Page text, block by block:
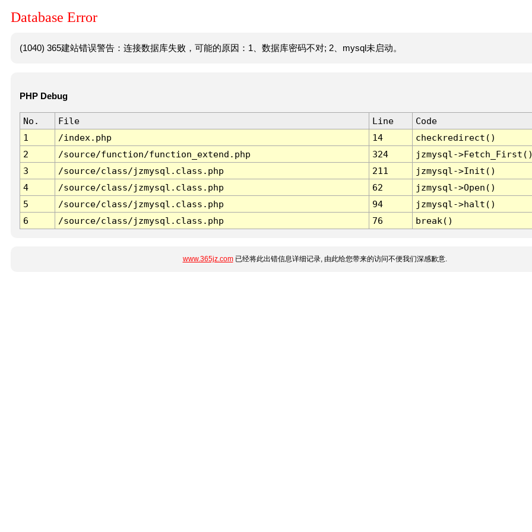
Database Error
(1040) 365建站错误警告：连接数据库失败，可能的原因：1、数据库密码不对; 2、mysql未启动。
PHP Debug
No. File Line
Code
1
/index.php 14
checkredirect()
2
/source/function/function_extend.php 324
jzmysql-
3
/source/class/jzmysql.class.php 211
jzmysql->Init()
4
/source/class/jzmysql.class.php 62
jzmysql->Open()
5
/source/class/jzmysql.class.php 94
jzmysql->halt()
6
/source/class/jzmysql.class.php 76 break()
www.365jz.com已经将此出错信息详细记录, 由此给您带来的访问不便我们深感歉意.